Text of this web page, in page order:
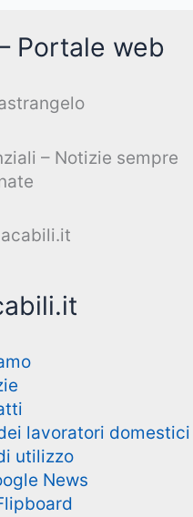
Portale web
– Notizie sempre
lavoratori domestici
utilizzo
News